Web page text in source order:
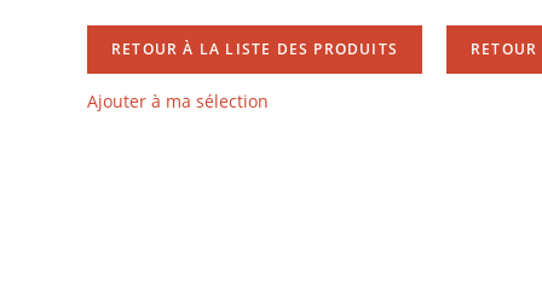
RETOUR À LA LISTE DES PRODUITS
Ajouter à ma sélection